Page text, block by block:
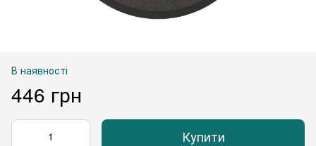
В наявності
446 грн
Купити